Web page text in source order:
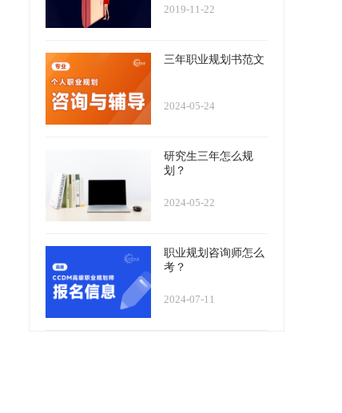
2019-11-22
三年职业规划书范文
2024-05-24
研究生三年怎么规
划？
2024-05-22
职业规划咨询师怎么
考？
2024-07-11